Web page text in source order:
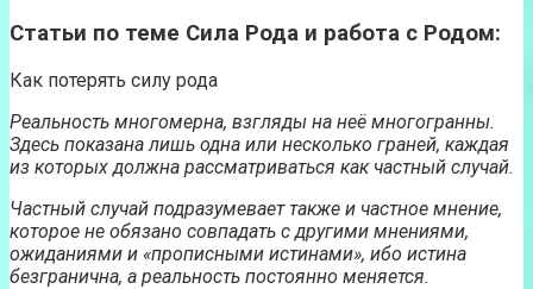
Статьи по теме Сила Рода и работа с Родом:
Как потерять силу рода
Реальность многомерна, взгляды на неё многогранны.
Здесь показана лишь одна или несколько граней, каждая
из которых должна рассматриваться как частный случай.
Частный случай подразумевает также и частное мнение,
которое не обязано совпадать с другими мнениями,
ожиданиями и «прописными истинами», ибо истина
безгранична, а реальность постоянно меняется.